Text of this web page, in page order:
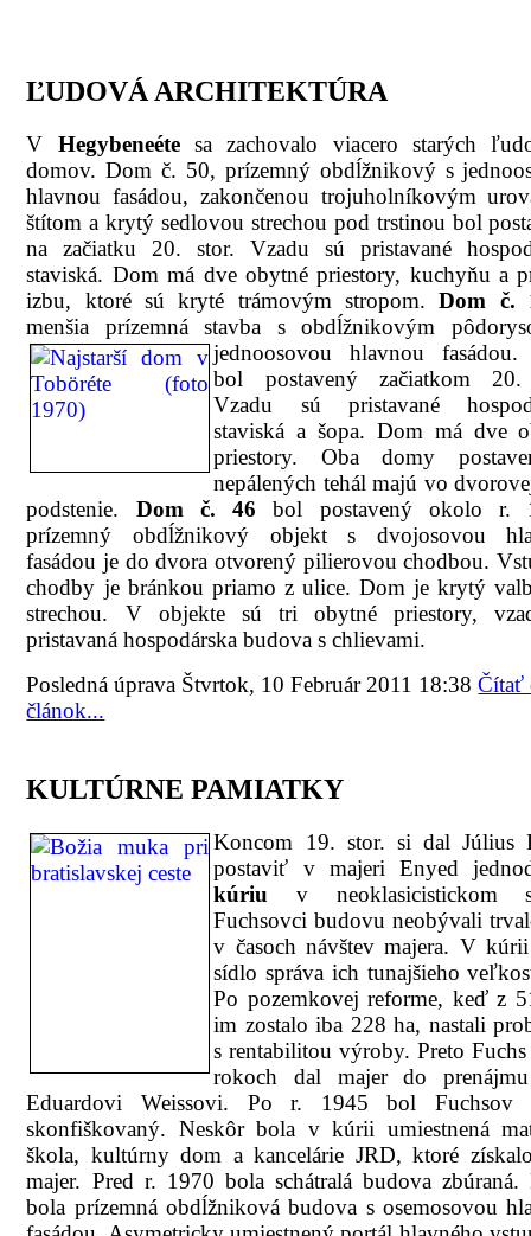
ĽUDOVÁ ARCHITEKTÚRA
V Hegybeneétesa zachovalo viacero starých
domov. Dom č. 50, prízemný obdĺžnikový s
hlavnou fasádou, zakončenou trojuholníkovým
štítom a krytý sedlovou strechou pod trstinou bol
na začiatku 20. stor. Vzadu sú pristavané
staviská. Dom má dve obytné priestory, kuchyňu a
izbu, ktoré sú kryté trámovým stropom.Dom č.
menšia prízemná stavba s obdĺžnikovým
jednoosovou hlavnou
bol postavený začiatkom
Vzadu sú pristavané
staviská a šopa. Dom má dve
priestory. Oba domy
nepálených tehál majú vo
podstenie. Dom č. 46bol postavený okolo r.
prízemný obdĺžnikový objekt s dvojosovou
fasádou je do dvora otvorený pilierovou chodbou.
chodby je bránkou priamo z ulice. Dom je krytý
strechou. V objekte sú tri obytné priestory,
pristavaná hospodárska budova s chlievami.
Posledná úprava Štvrtok, 10 Február 2011 18:38Čítať
článok...
KULTÚRNE PAMIATKY
Koncom 19. stor. si dal Július
postaviť v majeri Enyed
kúriuv neoklasicistickom
Fuchsovci budovu neobývali
v časoch návštev majera. V
sídlo správa ich tunajšieho
Po pozemkovej reforme, keď z
im zostalo iba 228 ha, nastali
s rentabilitou výroby. Preto
rokoch dal majer do
Eduardovi Weissovi. Po r. 1945 bol Fuchsov
skonfiškovaný. Neskôr bola v kúrii umiestnená
škola, kultúrny dom a kancelárie JRD, ktoré
majer. Pred r. 1970 bola schátralá budova zbúraná.
bola prízemná obdĺžniková budova s osemosovou